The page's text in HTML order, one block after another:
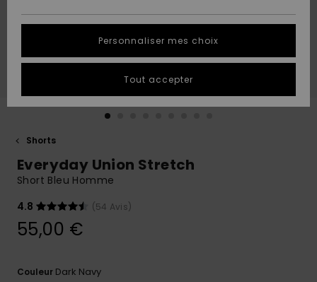
A
Découvrir
A
Découvrir
tailles
conversation
plus rapide
à votre
Démarrer
QUIKSILVER
Shorts
Everyday Union Stretch
Short Bleu Homme
4.8
(54 Avis)
55,00 €
Couleur Dark Navy
Personnaliser mes choix
Tout accepter